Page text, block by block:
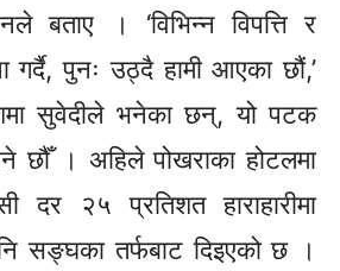
बताए । ‘विभिन्न विपत्ति र
गर्दै, पुनः उठ्दै हामी आएकाछौं,’
सुवेदीले भनेका छन्, यो पटक
छौँ । अहिले पोखराका होटलमा
दर २५ प्रतिशत हाराहारीमा
सङ्घका तर्फबाट दिइएको छ ।